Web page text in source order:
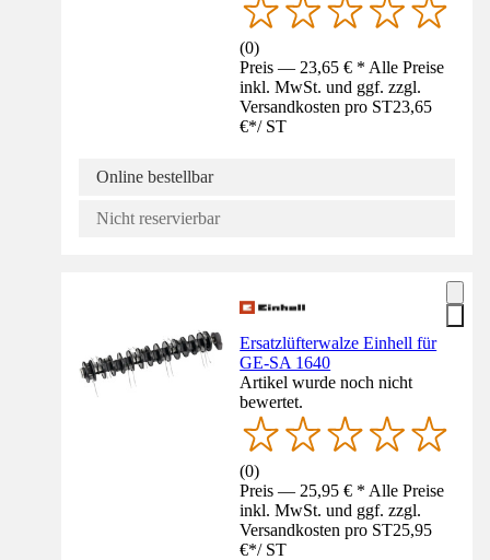
(0)
Preis — 23,65 € * Alle Preise
inkl. MwSt. und ggf. zzgl.
Versandkosten pro ST23,65
€*/ ST
Online bestellbar
Nicht reservierbar
Ersatzlüfterwalze Einhell für
GE-SA 1640
Artikel wurde noch nicht
bewertet.
(0)
Preis — 25,95 € * Alle Preise
inkl. MwSt. und ggf. zzgl.
Versandkosten pro ST25,95
€*/ ST